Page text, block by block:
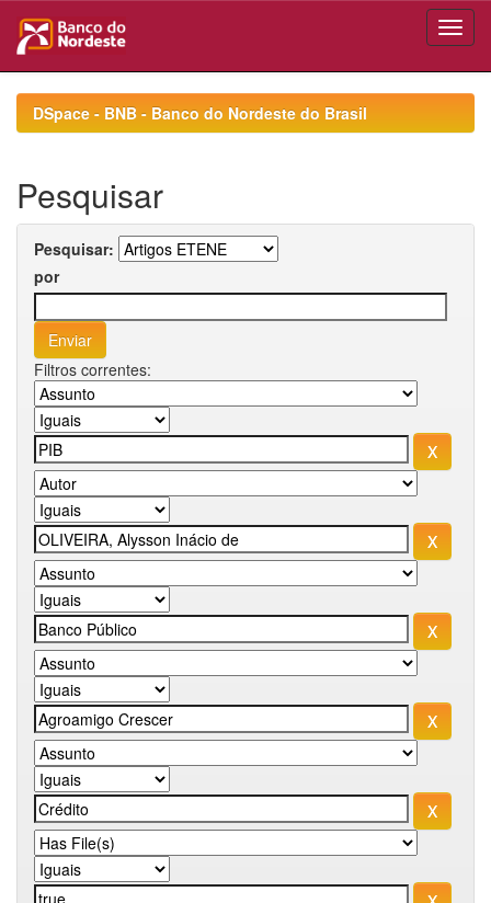
navigationDSpace - BNB - Banco do Nordeste do Brasil
Pesquisar
Pesquisar:
por
Filtros correntes: